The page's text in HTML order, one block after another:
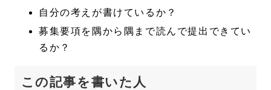
自分の考えが書けているか？
募集要項を隅から隅まで読んで提出できてい
るか？
この記事を書いた人